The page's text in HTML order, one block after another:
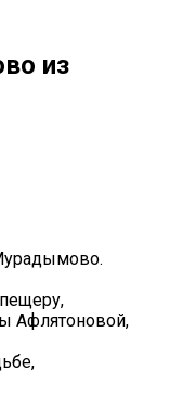
из
Афлятоновой,